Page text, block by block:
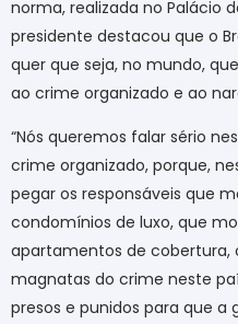
norma, realizada no Palácio
presidente destacou que o
quer que seja, no mundo,
ao crime organizado e ao
“Nós queremos falar sério
crime organizado, porque,
pegar os responsáveis que
condomínios de luxo, que
apartamentos de cobertura,
magnatas do crime neste
presos e punidos para que